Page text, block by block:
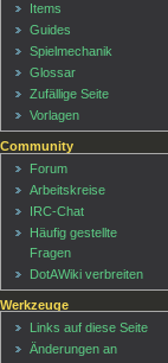
Items
Guides
Spielmechanik
Glossar
Zufällige Seite
Vorlagen
Community
Forum
Arbeitskreise
IRC-Chat
Häufig gestellte
Fragen
DotAWiki verbreiten
Werkzeuge
Links auf diese Seite
Änderungen an